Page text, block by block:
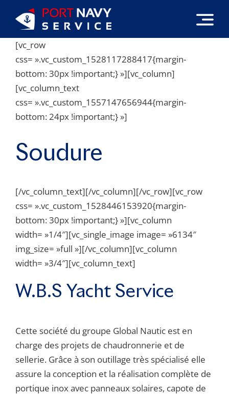
contenu
[vc_row
css= ».vc_custom_1528117288417{margin-
bottom: 30px !important;} »][vc_column]
[vc_column_text
css= ».vc_custom_1557147656944{margin-
bottom: 24px !important;} »]
Soudure
[/vc_column_text][/vc_column][/vc_row][vc_row
css= ».vc_custom_1528446153920{margin-
bottom: 30px !important;} »][vc_column
width= »1/4″][vc_single_image image= »6134″
img_size= »full »][/vc_column][vc_column
width= »3/4″][vc_column_text]
W.B.S Yacht Service
Cette société du groupe Global Nautic est en
charge des projets de chaudronnerie et de
sellerie. Grâce à son outillage très spécialisé elle
assure la conception et la réalisation complète de
portique inox avec panneaux solaires, capote de